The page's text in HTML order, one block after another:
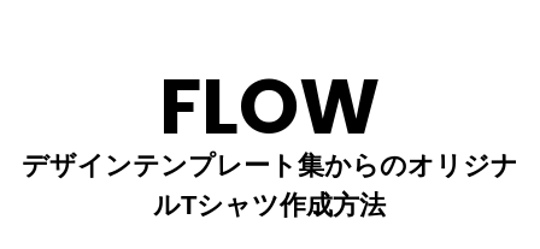
FLOW
デザインテンプレート集からのオリジナ
ルTシャツ作成方法